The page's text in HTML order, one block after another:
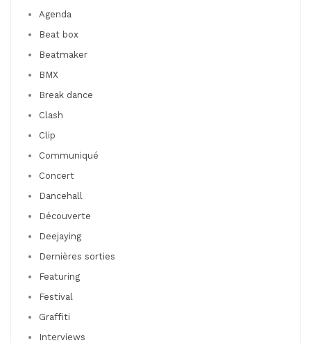
Agenda
Beat box
Beatmaker
BMX
Break dance
Clash
Clip
Communiqué
Concert
Dancehall
Découverte
Deejaying
Dernières sorties
Featuring
Festival
Graffiti
Interviews